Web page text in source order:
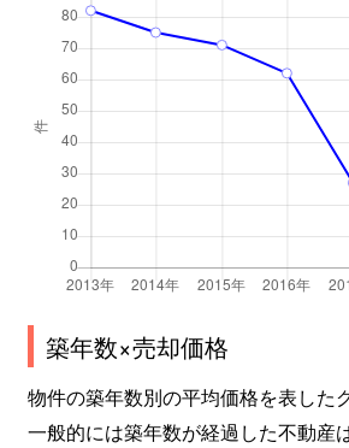
築年数×売却価格
物件の築年数別の平均価格を表した
一般的には築年数が経過した不動産